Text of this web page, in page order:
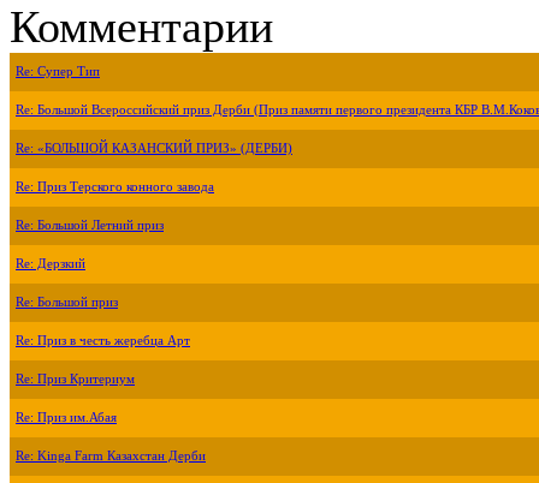
Комментарии
Re: Супер Тип
Re: Большой Всероссийский приз Дерби (Приз памяти первого президента КБР
Re: «БОЛЬШОЙ КАЗАНСКИЙ ПРИЗ» (ДЕРБИ)
Re: Приз Терского конного завода
Re: Большой Летний приз
Re: Дерзкий
Re: Большой приз
Re: Приз в честь жеребца Арт
Re: Приз Критериум
Re: Приз им.Абая
Re: Kinga Farm Казахстан Дерби